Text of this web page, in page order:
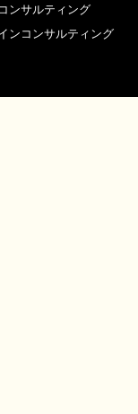
ンサルティング
ンコンサルティング